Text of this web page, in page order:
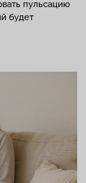
пульсацию
будет